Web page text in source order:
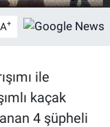
A+
ile
kaçak
4 şüpheli